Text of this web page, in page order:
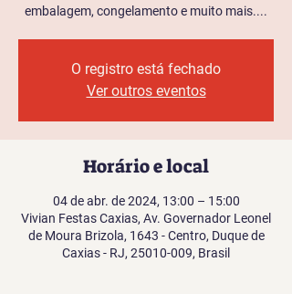
embalagem, congelamento e muito mais....
O registro está fechado
Ver outros eventos
Horário e local
04 de abr. de 2024, 13:00 – 15:00
Vivian Festas Caxias, Av. Governador Leonel
de Moura Brizola, 1643 - Centro, Duque de
Caxias - RJ, 25010-009, Brasil